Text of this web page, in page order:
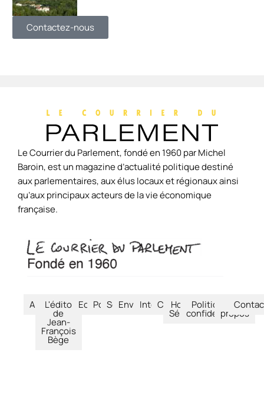
Contactez-nous
Le Courrier du Parlement, fondé en 1960 par Michel
Baroin, est un magazine d’actualité politique destiné
aux parlementaires, aux élus locaux et régionaux ainsi
qu’aux principaux acteurs de la vie économique
française.
Accueil
L'édito
de
Jean-
François
Bège
Economie
Politique
SociétéEnvironnement
International
CultureHors-
Séries
Politique de
confidentialité
À
propos